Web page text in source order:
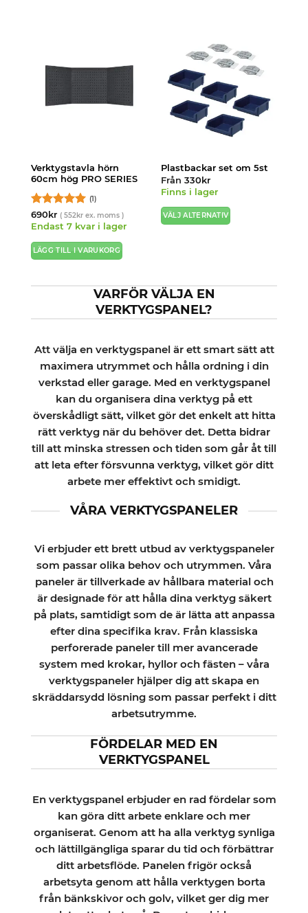
Verktygstavla hörn
60cm hög PRO SERIES
Betygsatt5
av 5
(1)
690kr ( 552krex. moms )
Endast 7 kvar i lager
LÄGG TILL I VARUKORG
Plastbackar set om 5st
Från 330kr
Finns i lager
VÄLJ ALTERNATIV
flera
varianter.
De
kan
väljas
på
produktsidan
VARFÖR VÄLJA EN
VERKTYGSPANEL?
Att välja en verktygspanel är ett smart sätt att
maximera utrymmet och hålla ordning i din
verkstad eller garage. Med en verktygspanel
kan du organisera dina verktyg på ett
överskådligt sätt, vilket gör det enkelt att hitta
rätt verktyg när du behöver det. Detta bidrar
till att minska stressen och tiden som går åt till
att leta efter försvunna verktyg, vilket gör ditt
arbete mer effektivt och smidigt.
VÅRA VERKTYGSPANELER
Vi erbjuder ett brett utbud av verktygspaneler
som passar olika behov och utrymmen. Våra
paneler är tillverkade av hållbara material och
är designade för att hålla dina verktyg säkert
på plats, samtidigt som de är lätta att anpassa
efter dina specifika krav. Från klassiska
perforerade paneler till mer avancerade
system med krokar, hyllor och fästen – våra
verktygspaneler hjälper dig att skapa en
skräddarsydd lösning som passar perfekt i ditt
arbetsutrymme.
FÖRDELAR MED EN
VERKTYGSPANEL
En verktygspanel erbjuder en rad fördelar som
kan göra ditt arbete enklare och mer
organiserat. Genom att ha alla verktyg synliga
och lättillgängliga sparar du tid och förbättrar
ditt arbetsflöde. Panelen frigör också
arbetsyta genom att hålla verktygen borta
från bänkskivor och golv, vilket ger dig mer